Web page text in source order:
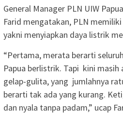
General Manager PLN UIW
Farid mengatakan, PLN
yakni menyiapkan daya listrik
“Pertama, merata berarti
Papua berlistrik. Tapi kini masih
gelap-gulita, yang jumlahnya
berarti tak ada yang kurang.
dan nyala tanpa padam,” ucap